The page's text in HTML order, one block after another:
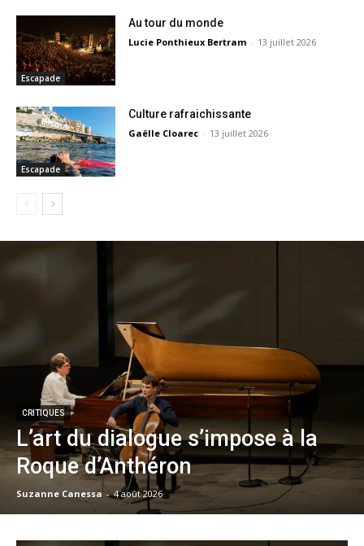
Escapade
Au tour du monde
Lucie Ponthieux Bertram - 13 juillet 2026
Escapade
Culture rafraichissante
Gaëlle Cloarec - 13 juillet 2026
CRITIQUES
L’art du dialogue s’impose à la
Roque d’Anthéron
Suzanne Canessa - 4 août 2026